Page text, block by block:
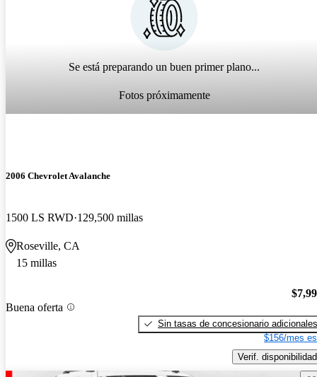
Se está preparando un buen primer plano...
Fotos próximamente
2006 Chevrolet Avalanche
1500 LS RWD 129,500 millas
Roseville, CA
15 millas
Buena oferta
Sin tasas de concesionario adicionales
$156/mes
Verif. disponibilidad